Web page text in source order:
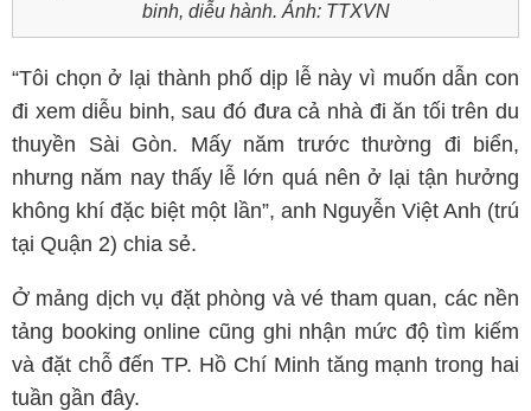
binh, diễu hành. Ảnh: TTXVN
“Tôi chọn ở lại thành phố dịp lễ này vì muốn dẫn con
đi xem diễu binh, sau đó đưa cả nhà đi ăn tối trên du
thuyền Sài Gòn. Mấy năm trước thường đi biển,
nhưng năm nay thấy lễ lớn quá nên ở lại tận hưởng
không khí đặc biệt một lần”, anh Nguyễn Việt Anh (trú
tại Quận 2) chia sẻ.
Ở mảng dịch vụ đặt phòng và vé tham quan, các nền
tảng booking online cũng ghi nhận mức độ tìm kiếm
và đặt chỗ đến TP. Hồ Chí Minh tăng mạnh trong hai
tuần gần đây.